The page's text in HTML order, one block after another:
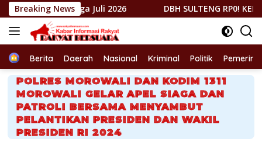
Langsung
ke
konten
Breaking News
Juli 2026 DBH SULTENG RP0! KEPMEN ESDM 157/
HomeBerita Daerah Nasional Kriminal Politik
POLRES MOROWALI DAN KODIM 1311
MOROWALI GELAR APEL SIAGA DAN
PATROLI BERSAMA MENYAMBUT
PELANTIKAN PRESIDEN DAN WAKIL
PRESIDEN RI 2024